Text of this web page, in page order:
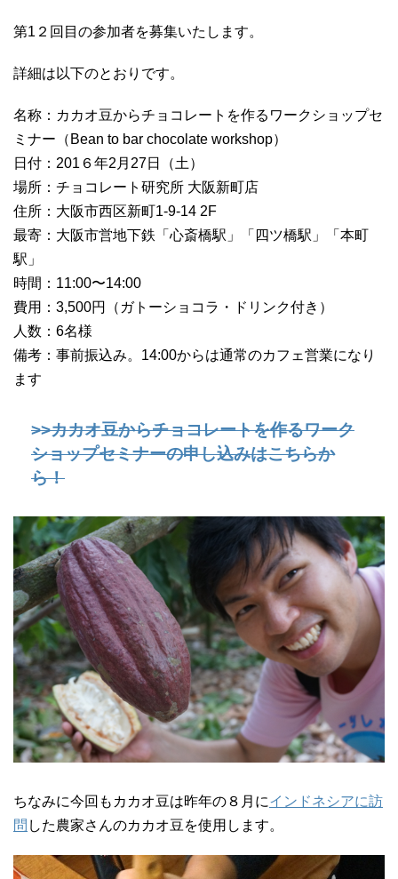
第1２回目の参加者を募集いたします。
詳細は以下のとおりです。
名称：カカオ豆からチョコレートを作るワークショップセ
ミナー（Bean to bar chocolate workshop）
日付：201６年2月27日（土）
場所：チョコレート研究所 大阪新町店
住所：大阪市西区新町1-9-14 2F
最寄：大阪市営地下鉄「心斎橋駅」「四ツ橋駅」「本町
駅」
時間：11:00〜14:00
費用：3,500円（ガトーショコラ・ドリンク付き）
人数：6名様
備考：事前振込み。14:00からは通常のカフェ営業になり
ます
>>カカオ豆からチョコレートを作るワーク
ショップセミナーの申し込みはこちらか
ら！
ちなみに今回もカカオ豆は昨年の８月にインドネシアに訪
問 した農家さんのカカオ豆を使用します。